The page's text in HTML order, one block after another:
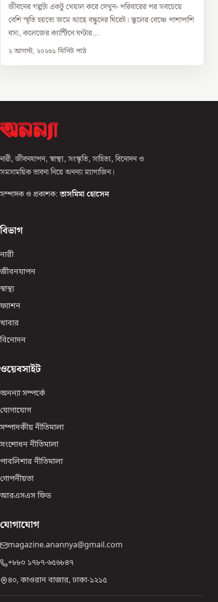
জীবনের গল্পটা একটু খেয়াল করে দেখুন- পরিবারের পর সবচেয়ে
বেশি স্মৃতি হয়তো জমে আছে বন্ধুদের ঘিরেই। স্কুলের বেঞ্চে পাশাপাশি
বসা, কলেজের ক্যান্টিনে ঘণ্টার...
২ আগস্ট, ২০২৬১ মিনিট পাঠ
নারী, জীবনযাপন, স্বাস্থ্য, সংস্কৃতি, সাহিত্য, বিনোদন ও
সমসাময়িক ভাবনা নিয়ে অনন্যা ম্যাগাজিন।
সম্পাদক ও প্রকাশক: তাসমিমা হোসেন
বিভাগ
নারী
জীবনযাপন
স্বাস্থ্য
ফ্যাশন
খাবার
বিনোদন
ওয়েবসাইট
অনন্যা সম্পর্কে
যোগাযোগ
সম্পাদকীয় নীতিমালা
সংশোধন নীতিমালা
পাবলিশার নীতিমালা
গোপনীয়তা
আরএসএস ফিড
যোগাযোগ
magazine.anannya@gmail.com
+৮৮০ ১৭৮৭-৬৫৬৮৪৭
৪০, কাওরান বাজার, ঢাকা-১২১৫